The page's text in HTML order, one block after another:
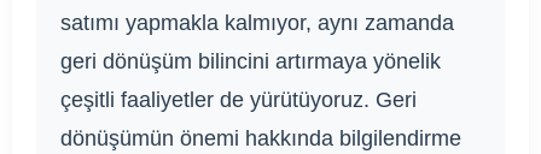
satımı yapmakla kalmıyor, aynı zamanda
geri dönüşüm bilincini artırmaya yönelik
çeşitli faaliyetler de yürütüyoruz. Geri
dönüşümün önemi hakkında bilgilendirme